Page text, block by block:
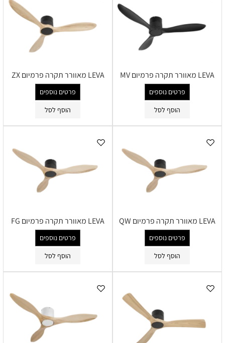
LEVA מאוורר תקרה פרמיום MV
פרטים נוספים
הוסף לסל
LEVA מאוורר תקרה פרמיום ZX
פרטים נוספים
הוסף לסל
LEVA מאוורר תקרה פרמיום QW
פרטים נוספים
הוסף לסל
LEVA מאוורר תקרה פרמיום FG
פרטים נוספים
הוסף לסל